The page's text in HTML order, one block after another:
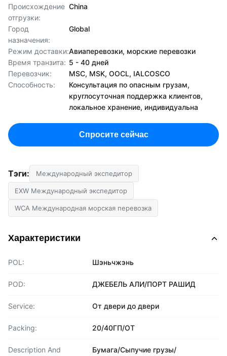
Происхождение
отгрузки:
China
Город
назначения:
Global
Режим доставки:Авиаперевозки, морские перевозки
Время транзита: 5 - 40 дней
Перевозчик:
MSC, MSK, OOCL, IALCOSCO
Способность:
Консультация по опасным грузам,
круглосуточная поддержка клиентов,
локальное хранение, индивидуальна
Спросите сейчас
Тэги: Международный экспедитор
EXW Международный экспедитор
WCA Международная морская перевозка
Характеристики
POL: Шэньчжэнь
POD: ДЖЕБЕЛЬ АЛИ/ПОРТ РАШИД
Service: От двери до двери
Packing: 20/40ГП/ОТ
Description And
Бумага/Сыпучие грузы/